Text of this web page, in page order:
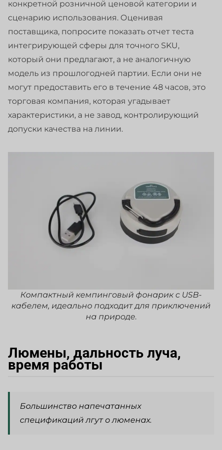
конкретной розничной ценовой категории и
сценарию использования. Оценивая
поставщика, попросите показать отчет теста
интегрирующей сферы для точного SKU,
который они предлагают, а не аналогичную
модель из прошлогодней партии. Если они не
могут предоставить его в течение 48 часов, это
торговая компания, которая угадывает
характеристики, а не завод, контролирующий
допуски качества на линии.
Компактный кемпинговый фонарик с USB-
кабелем, идеально подходит для приключений
на природе.
Люмены, дальность луча,
время работы
Большинство напечатанных
спецификаций лгут о люменах.